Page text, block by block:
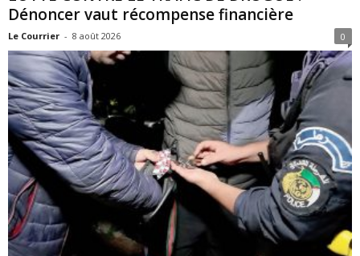
Dénoncer vaut récompense financière
Le Courrier - 8 août 2026 0